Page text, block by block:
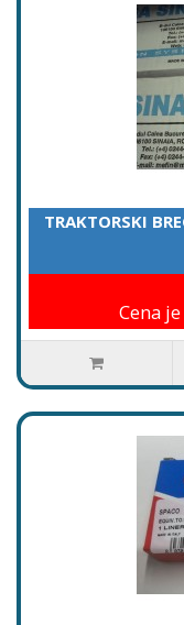
TRAKTORSKI
Cena